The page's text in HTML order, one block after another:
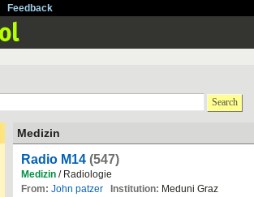
Feedback
Search
Medizin
Radio M14 (547)
Medizin / Radiologie
From: John patzer Institution: Meduni Graz